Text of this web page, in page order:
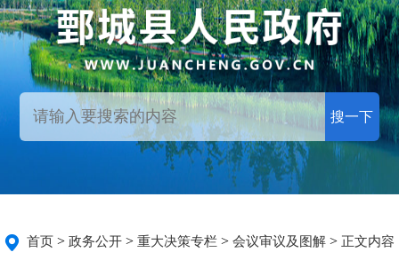
搜一下
首页 > 政务公开 > 重大决策专栏 > 会议审议及图解 > 正文内容